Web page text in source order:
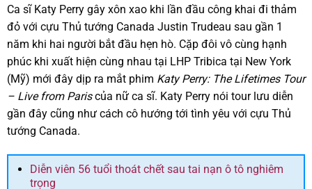
Ca sĩ Katy Perry gây xôn xao khi lần đầu công khai đi thảm
đỏ với cựu Thủ tướng Canada Justin Trudeau sau gần 1
năm khi hai người bắt đầu hẹn hò. Cặp đôi vô cùng hạnh
phúc khi xuất hiện cùng nhau tại LHP Tribica tại New York
(Mỹ) mới đây dịp ra mắt phim Katy Perry: The Lifetimes Tour
– Live from Pariscủa nữ ca sĩ. Katy Perry nói tour lưu diễn
gần đây cũng như cách cô hướng tới tình yêu với cựu Thủ
tướng Canada.
Diễn viên 56 tuổi thoát chết sau tai nạn ô tô nghiêm
trọng